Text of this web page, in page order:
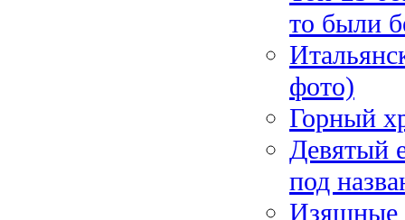
то были
фото)
Горный
Девятый
под
Изящные